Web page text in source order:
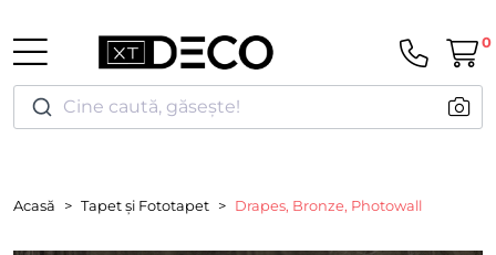
Cine caută, găsește!
0
Acasă Tapet și Fototapet Drapes, Bronze, Photowall